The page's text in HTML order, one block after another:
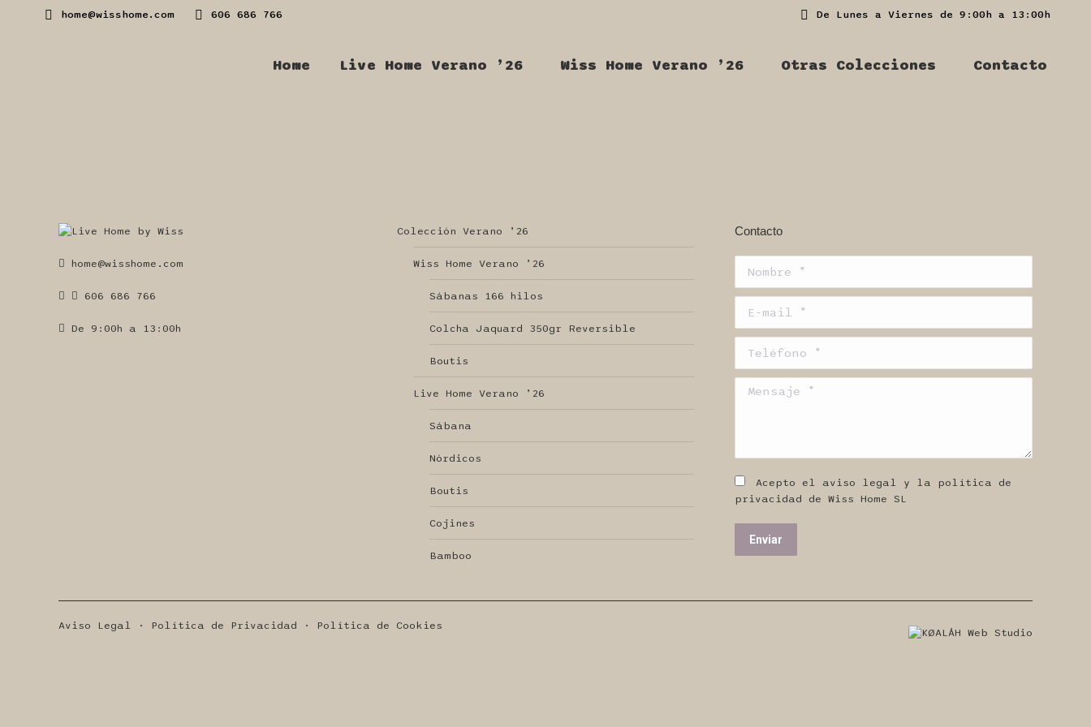
home@wisshome.com 606 686 766 De Lunes a Viernes de 9:00h a 13:00h
Home Live Home Verano ’26 Wiss Home Verano ’26 Otras Colecciones Contacto
home@wisshome.com
606 686 766
De 9:00h a 13:00h
Colección Verano ’26
Wiss Home Verano ’26
Sábanas 166 hilos
Colcha Jaquard 350gr Reversible
Boutis
Live Home Verano ’26
Sábana
Nórdicos
Boutis
Cojines
Bamboo
Contacto
Mensaje *
Acepto el aviso legal y la política de
privacidad de Wiss Home SL
Enviar
Aviso Legal · Política de Privacidad · Política de Cookies